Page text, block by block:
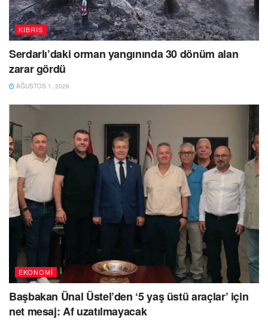
KIBRIS
Serdarlı’daki orman yangınında 30 dönüm alan
zarar gördü
AĞUSTOS 1, 2026
EKONOMI
Başbakan Ünal Üstel’den ‘5 yaş üstü araçlar’ için
net mesaj: Af uzatılmayacak